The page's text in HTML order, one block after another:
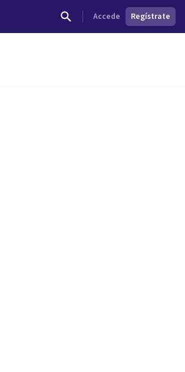
Accede Regístrate